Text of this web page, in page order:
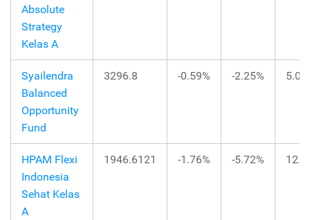
Absolute
Strategy
Kelas A
Syailendra
Balanced
Opportunity
Fund
3296.8 -0.59% -2.25%
HPAM Flexi
Indonesia
Sehat Kelas
A
1946.6121 -1.76% -5.72%